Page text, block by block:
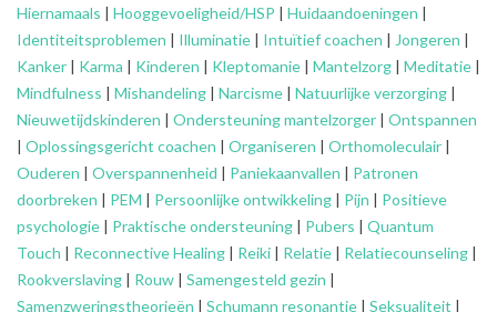
Hiernamaals | Hooggevoeligheid/HSP | Huidaandoeningen |
Identiteitsproblemen | Illuminatie | Intuïtief coachen | Jongeren |
Kanker | Karma | Kinderen | Kleptomanie | Mantelzorg | Meditatie |
Mindfulness | Mishandeling | Narcisme | Natuurlijke verzorging |
Nieuwetijdskinderen | Ondersteuningmantelzorger | Ontspannen
| Oplossingsgericht coachen | Organiseren | Orthomoleculair |
Ouderen | Overspannenheid | Paniekaanvallen | Patronen
doorbreken | PEM | Persoonlijke ontwikkeling | Pijn | Positieve
psychologie | Praktische ondersteuning | Pubers | Quantum
Touch | Reconnective Healing | Reiki | Relatie | Relatiecounseling |
Rookverslaving | Rouw | Samengesteld gezin |
Samenzweringstheorieën | Schumann resonantie | Seksualiteit |